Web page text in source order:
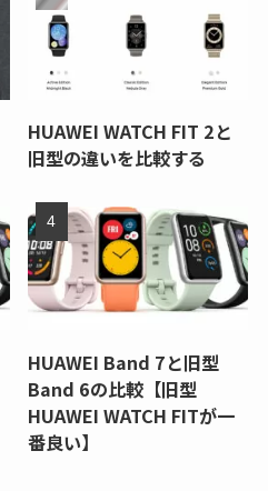
HUAWEI WATCH FIT 2と
旧型の違いを比較する
HUAWEI Band 7と旧型
Band 6の比較【旧型
HUAWEI WATCH FITが一
番良い】